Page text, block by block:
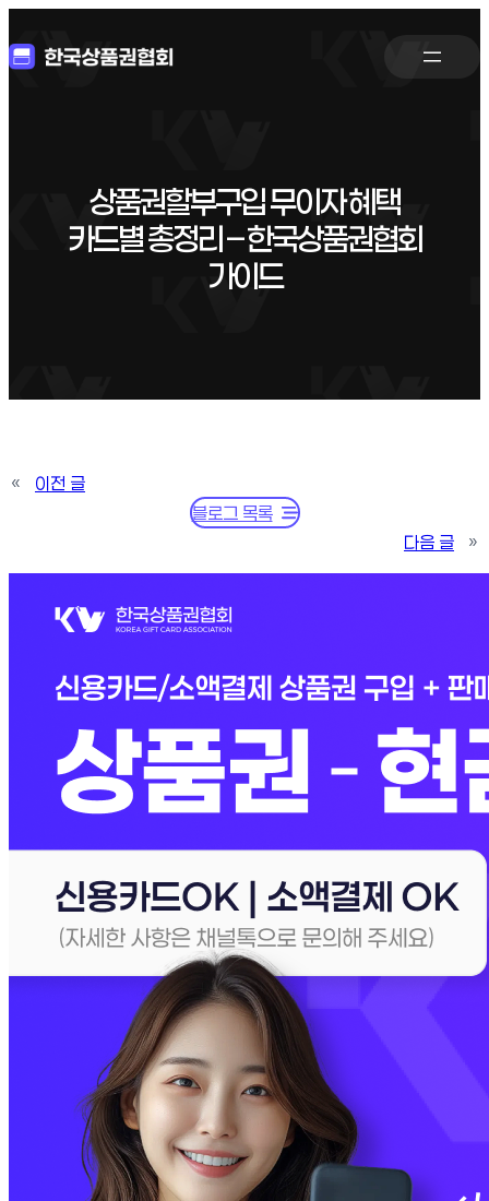
상품권할부구입 무이자 혜택
카드별 총정리 – 한국상품권협회
가이드
«
이전 글
블로그 목록
다음 글
»